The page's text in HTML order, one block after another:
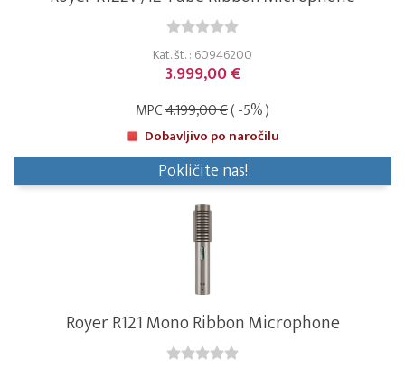
Kat. št. : 60946200
3.999,00 €
MPC4.199,00 €( -5% )
Dobavljivo po naročilu
Pokličite nas!
Royer R121 Mono Ribbon Microphone